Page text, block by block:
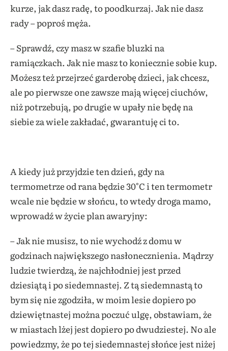
kurze, jak dasz radę, to poodkurzaj. Jak nie dasz
rady – poproś męża.
– Sprawdź, czy masz w szafie bluzki na
ramiączkach. Jak nie masz to koniecznie sobie kup.
Możesz też przejrzeć garderobę dzieci, jak chcesz,
ale po pierwsze one zawsze mają więcej ciuchów,
niż potrzebują, po drugie w upały nie będę na
siebie za wiele zakładać, gwarantuję ci to.
A kiedy już przyjdzie ten dzień, gdy na
termometrze od rana będzie 30°C i ten termometr
wcale nie będzie w słońcu, to wtedy droga mamo,
wprowadź w życie plan awaryjny:
– Jak nie musisz, to nie wychodź z domu w
godzinach największego nasłonecznienia. Mądrzy
ludzie twierdzą, że najchłodniej jest przed
dziesiątą i po siedemnastej. Z tą siedemnastą to
bym się nie zgodziła, w moim lesie dopiero po
dziewiętnastej można poczuć ulgę, obstawiam, że
w miastach lżej jest dopiero po dwudziestej. No ale
powiedzmy, że po tej siedemnastej słońce jest niżej